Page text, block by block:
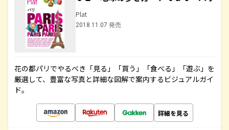
Plat
2018.11.07 発売
花の都パリでやるべき「見る」「買う」「食べる」「遊ぶ」を
厳選して、豊富な写真と詳細な図解で案内するビジュアルガイ
ド。
詳細を見る